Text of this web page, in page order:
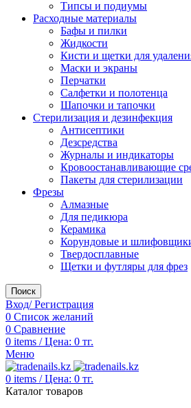
Типсы и подиумы
Расходные материалы
Бафы и пилки
Жидкости
Кисти и щетки для
Маски и экраны
Перчатки
Салфетки и полотенца
Шапочки и тапочки
Стерилизация и дезинфекция
Антисептики
Дезсредства
Журналы и индикаторы
Кровоостанавливающие
Пакеты для стерилизации
Фрезы
Алмазные
Для педикюра
Керамика
Корундовые и
Твердосплавные
Щетки и футляры для фрез
Поиск
Вход/ Регистрация
0 Список желаний
0 Сравнение
0 items / Цена: 0 тг.
Меню
0 items / Цена: 0 тг.
Каталог товаров